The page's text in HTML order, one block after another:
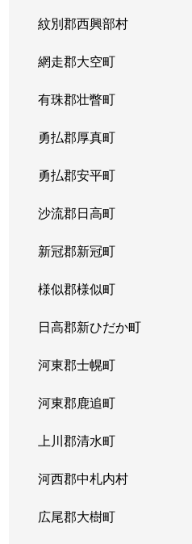
紋別郡西興部村
網走郡大空町
有珠郡壮瞥町
勇払郡厚真町
勇払郡安平町
沙流郡日高町
新冠郡新冠町
様似郡様似町
日高郡新ひだか町
河東郡士幌町
河東郡鹿追町
上川郡清水町
河西郡中札内村
広尾郡大樹町